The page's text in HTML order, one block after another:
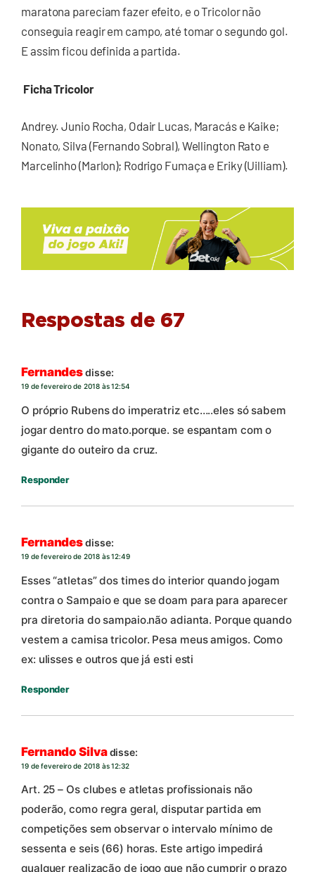
maratona pareciam fazer efeito, e o Tricolor não
conseguia reagir em campo, até tomar o segundo gol.
E assim ficou definida a partida.
Ficha Tricolor
Andrey. Junio Rocha, Odair Lucas, Maracás e Kaike;
Nonato, Silva (Fernando Sobral), Wellington Rato e
Marcelinho (Marlon); Rodrigo Fumaça e Eriky (Uilliam).
Respostas de 67
Fernandesdisse:
19 de fevereiro de 2018 às 12:54
O próprio Rubens do imperatriz etc…..eles só sabem
jogar dentro do mato.porque. se espantam com o
gigante do outeiro da cruz.
Responder
Fernandesdisse:
19 de fevereiro de 2018 às 12:49
Esses “atletas” dos times do interior quando jogam
contra o Sampaio e que se doam para para aparecer
pra diretoria do sampaio.não adianta. Porque quando
vestem a camisa tricolor. Pesa meus amigos. Como
ex: ulisses e outros que já esti esti
Responder
Fernando Silvadisse:
19 de fevereiro de 2018 às 12:32
Art. 25 – Os clubes e atletas profissionais não
poderão, como regra geral, disputar partida em
competições sem observar o intervalo mínimo de
sessenta e seis (66) horas. Este artigo impedirá
qualquer realização de jogo que não cumprir o prazo